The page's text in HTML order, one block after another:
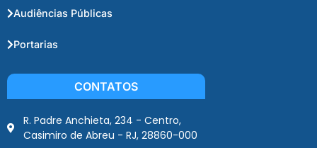
Audiências Públicas
Portarias
CONTATOS
R. Padre Anchieta, 234 - Centro,
Casimiro de Abreu - RJ, 28860-000